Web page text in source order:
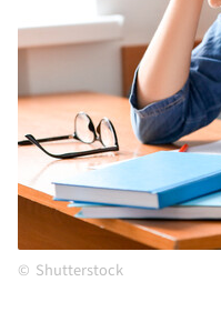
Shutterstock